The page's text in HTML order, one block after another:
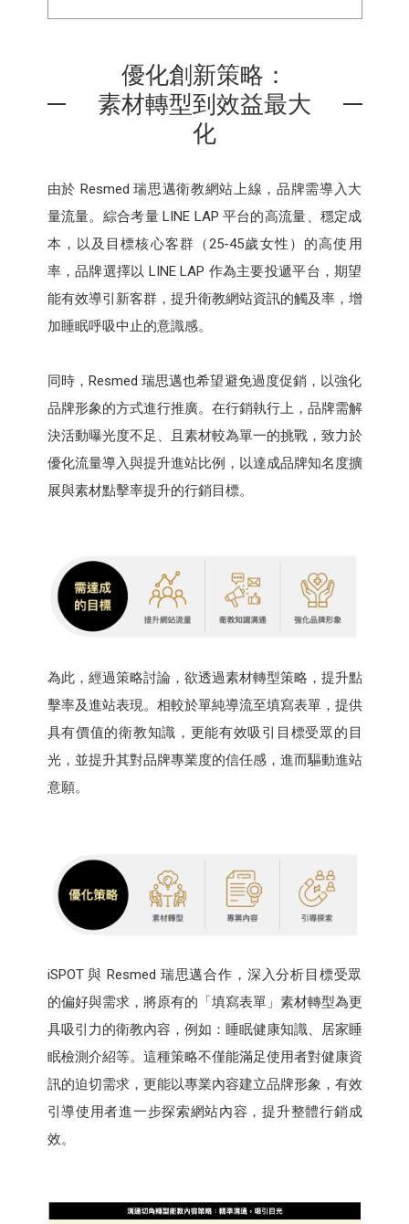
優化創新策略：
素材轉型到效益最大
化
由於 Resmed 瑞思邁衛教網站上線，品牌需導入大
量流量。綜合考量 LINE LAP 平台的高流量、穩定成
本，以及目標核心客群（25-45歲女性）的高使用
率，品牌選擇以 LINE LAP 作為主要投遞平台，期望
能有效導引新客群，提升衛教網站資訊的觸及率，增
加睡眠呼吸中止的意識感。
同時，Resmed 瑞思邁也希望避免過度促銷，以強化
品牌形象的方式進行推廣。在行銷執行上，品牌需解
決活動曝光度不足、且素材較為單一的挑戰，致力於
優化流量導入與提升進站比例，以達成品牌知名度擴
展與素材點擊率提升的行銷目標。
為此，經過策略討論，欲透過素材轉型策略，提升點
擊率及進站表現。相較於單純導流至填寫表單，提供
具有價值的衛教知識，更能有效吸引目標受眾的目
光，並提升其對品牌專業度的信任感，進而驅動進站
意願。
iSPOT 與 Resmed 瑞思邁合作，深入分析目標受眾
的偏好與需求，將原有的「填寫表單」素材轉型為更
具吸引力的衛教內容，例如：睡眠健康知識、居家睡
眠檢測介紹等。這種策略不僅能滿足使用者對健康資
訊的迫切需求，更能以專業內容建立品牌形象，有效
引導使用者進一步探索網站內容，提升整體行銷成
效。